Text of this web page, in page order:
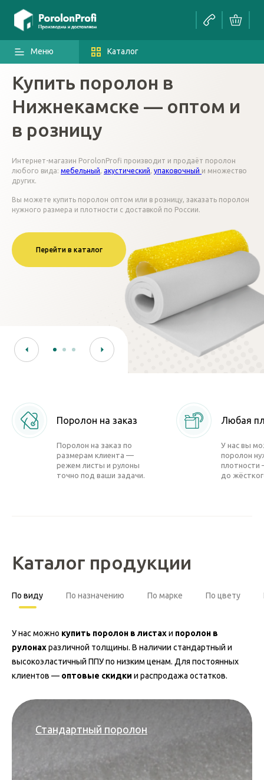
Меню Каталог
Купить поролон в
Нижнекамске — оптом и
в розницу
Интернет-магазин PorolonProfi производит и продаёт поролон
любого вида: мебельный, акустический, упаковочный и множество
других.
Вы можете купить поролон оптом или в розницу, заказать поролон
нужного размера и плотности с доставкой по России.
Перейти в каталог
Поролон на заказ
Поролон на заказ по
размерам клиента —
режем листы и рулоны
точно под ваши задачи.
Любая
У нас вы
поролон
плотности
до
Каталог продукции
По виду По назначению По марке По цвету
У нас можно купить поролон в листахи поролон в
рулонахразличной толщины. В наличии стандартный и
высокоэластичный ППУ по низким ценам. Для постоянных
клиентов — оптовые скидки и распродажа остатков.
Стандартный поролон